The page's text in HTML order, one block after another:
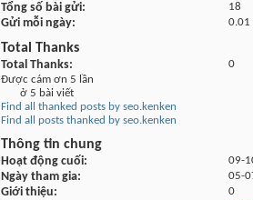
Tổng số bài gửi 18
Gửi mỗi ngày 0.01
Total Thanks
Total Thanks
0
Được cám ơn 5 lần
ở 5 bài viết
Find all thanked posts by seo.kenken
Find all posts thanked by seo.kenken
Thông tin chung
Hoạt động cuối 09-
Ngày tham gia 05-
Giới thiệu 0